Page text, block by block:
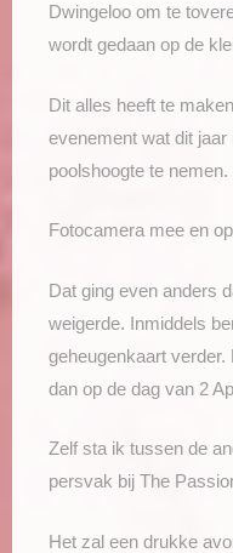
Dwingeloo om te
wordt gedaan op de
Dit alles heeft te
evenement wat dit
poolshoogte te nemen.
Fotocamera mee en
Dat ging even anders
weigerde. Inmiddels
geheugenkaart
dan op de dag van 2
Zelf sta ik tussen de
persvak bij The
Het zal een drukke